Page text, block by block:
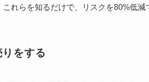
れらを知るだけで、リスクを80%低減
をする